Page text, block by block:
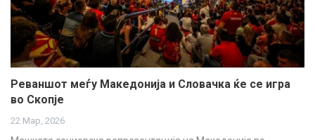
Реваншот меѓу Македонија и Словачка ќе се игра
во Скопје
22 Мар, 2026